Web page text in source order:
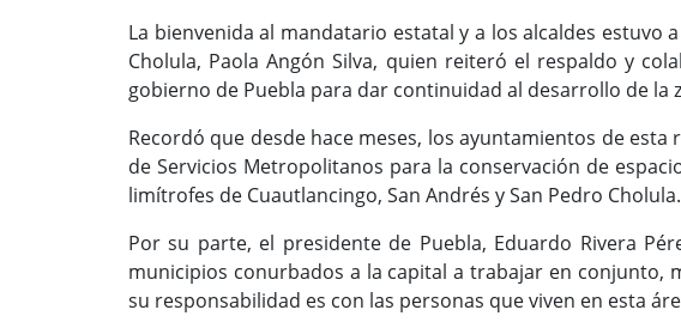
La bienvenida al mandatario estatal y a los alcaldes estuvo
Cholula, Paola Angón Silva, quien reiteró el respaldo y
gobierno de Puebla para dar continuidad al desarrollo de la
Recordó que desde hace meses, los ayuntamientos de
de Servicios Metropolitanos para la conservación de
limítrofes de Cuautlancingo, San Andrés y San Pedro Cholula.
Por su parte, el presidente de Puebla, Eduardo Rivera
municipios conurbados a la capital a trabajar en conjunto,
su responsabilidad es con las personas que viven en esta